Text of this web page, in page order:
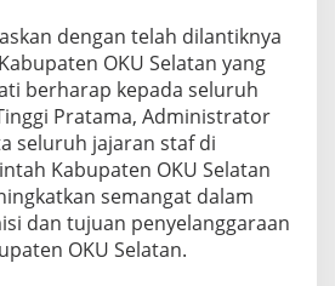
dengan telah dilantiknya
OKU Selatan yang
berharap kepada seluruh
Pratama, Administrator
seluruh jajaran staf di
Kabupaten OKU Selatan
semangat dalam
dan tujuan penyelanggaraan
OKU Selatan.